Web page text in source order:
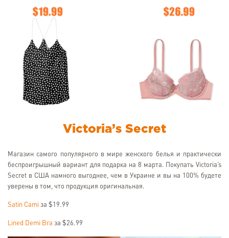
Victoria’s Secret
Магазин самого популярного в мире женского белья и практически
беспроигрышный вариант для подарка на 8 марта. Покупать Victoria’s
Secret в США намного выгоднее, чем в Украине и вы на 100% будете
уверены в том, что продукция оригинальная.
Satin Cami за $19.99
Lined Demi Bra за $26.99